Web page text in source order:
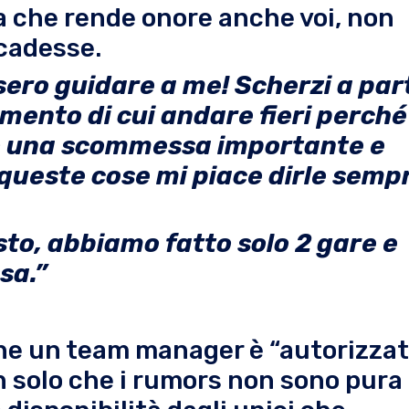
rende onore anche voi, non
guidare a me! Scherzi a
di cui andare fieri perché
scommessa importante e
cose mi piace dirle
abbiamo fatto solo 2 gare e
un team manager è
che i rumors non sono pura